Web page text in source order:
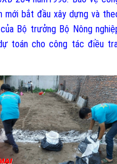
mới bắt đầu xây dựng và
Bộ trưởng Bộ Nông
toán cho công tác điều